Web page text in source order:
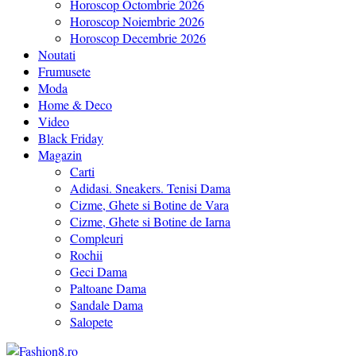
Horoscop Octombrie 2026
Horoscop Noiembrie 2026
Horoscop Decembrie 2026
Noutati
Frumusete
Moda
Home & Deco
Video
Black Friday
Magazin
Carti
Adidasi. Sneakers. Tenisi Dama
Cizme, Ghete si Botine de Vara
Cizme, Ghete si Botine de Iarna
Compleuri
Rochii
Geci Dama
Paltoane Dama
Sandale Dama
Salopete